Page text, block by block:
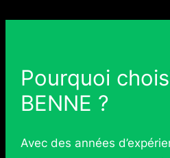
Pourquoi
BENNE ?
Avec des années